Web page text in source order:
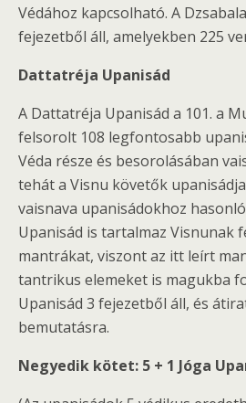
Védához kapcsolható. A
fejezetből áll, amelyekben 225
Dattatréja Upanisád
A Dattatréja Upanisád a 101. a
felsorolt 108 legfontosabb
Véda része és besorolásában
tehát a Visnu követők
vaisnava upanisádokhoz
Upanisád is tartalmaz Visnunak
mantrákat, viszont az itt leírt
tantrikus elemeket is magukba
Upanisád 3 fejezetből áll, és
bemutatásra.
Negyedik kötet: 5 + 1 Jóga